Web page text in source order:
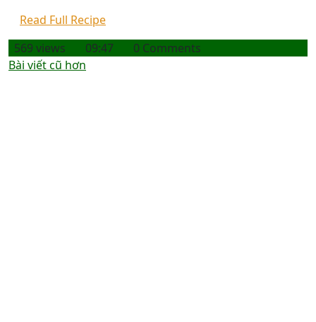
Read Full Recipe
569 views
09:47 0 Comments
Điều
Bài viết cũ hơn